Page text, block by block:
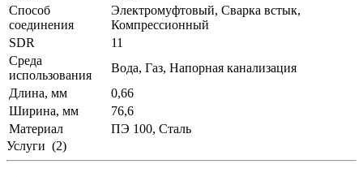
Способ
соединения
Электромуфтовый, Сварка встык,
Компрессионный
SDR
11
Среда
использования
Вода, Газ, Напорная канализация
Длина, мм
0,66
Ширина, мм
76,6
Материал
ПЭ 100, Сталь
Услуги (2)